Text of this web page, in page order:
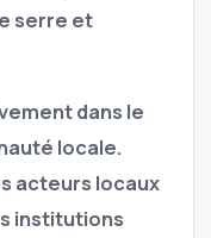
serre et
dans le
locale.
acteurs locaux
institutions